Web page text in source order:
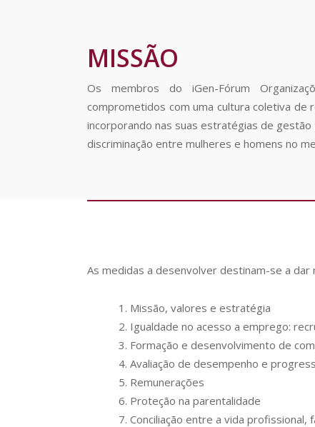
MISSÃO
Os membros do iGen-Fórum
comprometidos com uma cultura coletiva de
incorporando nas suas estratégias de
discriminação entre mulheres e homens no
As medidas a desenvolver destinam-se a
Missão, valores e estratégia
Igualdade no acesso a emprego:
Formação e desenvolvimento de
Avaliação de desempenho e
Remunerações
Proteção na parentalidade
Conciliação entre a vida profissional,